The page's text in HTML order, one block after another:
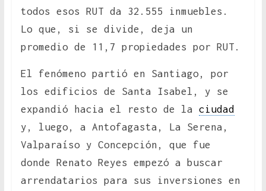
todos esos RUT da 32.555 inmuebles.
Lo que, si se divide, deja un
promedio de 11,7 propiedades por RUT.
El fenómeno partió en Santiago, por
los edificios de Santa Isabel, y se
expandió hacia el resto de la ciudad
y, luego, a Antofagasta, La Serena,
Valparaíso y Concepción, que fue
donde Renato Reyes empezó a buscar
arrendatarios para sus inversiones en